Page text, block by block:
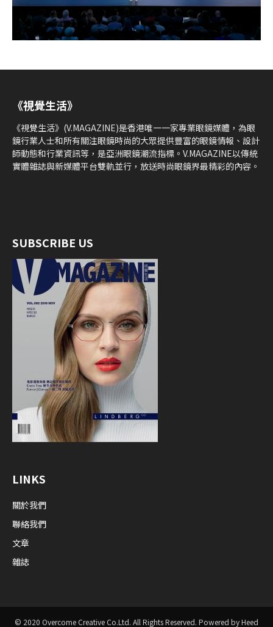
《視覺生活》
《視覺生活》(V.MAGAZINE)是香港唯一一家專業眼鏡媒體，為眼
鏡行業人士和所有關注眼鏡時尚的大眾提供豐富的眼鏡情報、設計
師動態和行業資訊等，是亞洲眼鏡潮流指標。V.MAGAZINE以傳統
實體雜誌與新媒體平台雙軌並行，放送時尚眼鏡界最精彩的內容。
SUBSCRIBE US
LINKS
關於我們
聯絡我們
文章
雜誌
© 2020 Overcome Creative Co.Ltd. All Rights Reserved. Powered by Heed